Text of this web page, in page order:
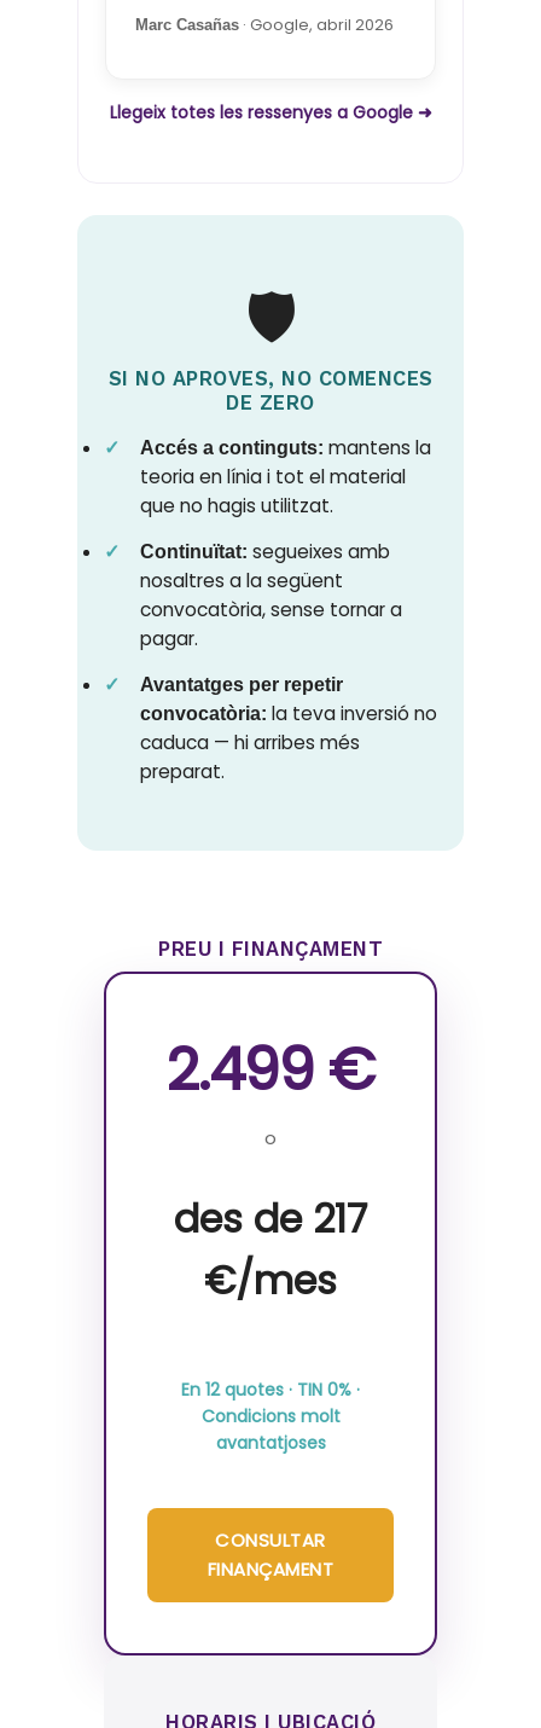
Marc Casañas · Google, abril 2026
Llegeix totes les ressenyes a Google ➜
🛡️
SI NO APROVES, NO COMENCES
DE ZERO
Accés a continguts: mantens la
teoria en línia i tot el material
que no hagis utilitzat.
Continuïtat: segueixes amb
nosaltres a la següent
convocatòria, sense tornar a
pagar.
Avantatges per repetir
convocatòria: la teva inversió no
caduca — hi arribes més
preparat.
PREU I FINANÇAMENT
2.499 €
o
des de 217
€/mes
En 12 quotes · TIN 0% ·
Condicions molt
avantatjoses
CONSULTAR
FINANÇAMENT
HORARIS I UBICACIÓ